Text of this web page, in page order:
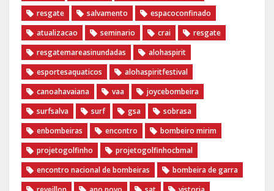
resgate
salvamento
espacoconfinado
atualizacao
seminario crai
resgate
resgatemareasinundadas
alohaspirit
esportesaquaticos
alohaspiritfestival
canoahavaiana
vaa
joycebombeira
surfsalva
surf gsa
sobrasa
enbombeiras
encontro
bombeiro mirim
projetogolfinho
projetogolfinhocbmal
encontro nacional de bombeiras
bombeira de garra